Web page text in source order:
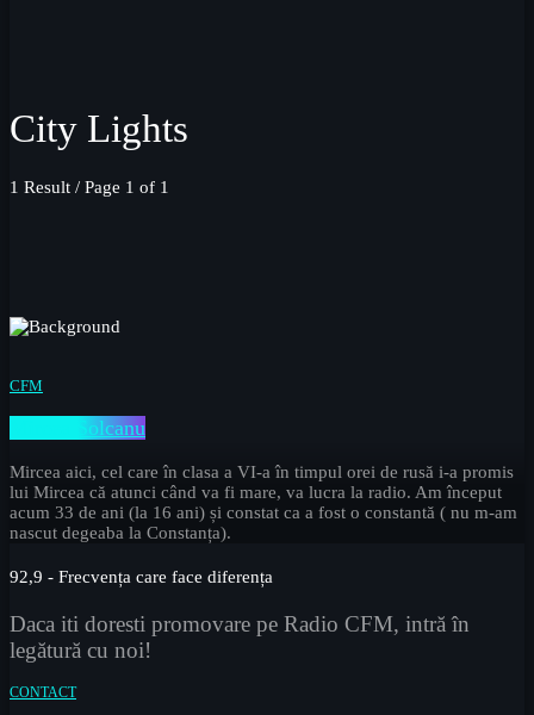
City Lights
1 Result / Page 1 of 1
CFM
Mircea Solcanu
Mircea aici, cel care în clasa a VI-a în timpul orei de rusă i-a promis
lui Mircea că atunci când va fi mare, va lucra la radio. Am început
acum 33 de ani (la 16 ani) și constat ca a fost o constantă ( nu m-am
nascut degeaba la Constanța).
92,9 - Frecvența care face diferența
Daca iti doresti promovare pe Radio CFM, intră în
legătură cu noi!
CONTACT